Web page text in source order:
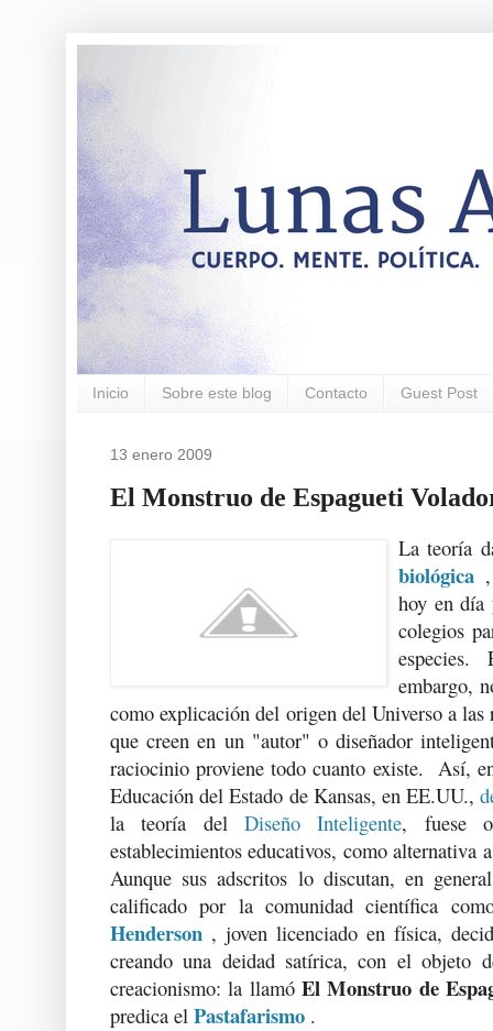
Inicio Sobre este blog Contacto Guest Post
13 enero 2009
El Monstruo de Espagueti
La teoría
biológica
hoy en día
colegios
embargo,
como explicación del origen del Universo a las
que creen en un "autor" o diseñador
raciocinio proviene todo cuanto existe. Así,
Educación del Estado de Kansas, en EE.UU.,
la teoría del Diseño Inteligente, fuese
establecimientos educativos, como alternativa
Aunque sus adscritos lo discutan, en
calificado por la comunidad científica
Henderson , joven licenciado en física,
creando una deidad satírica, con el objeto
creacionismo: la llamó El Monstruo de
predica el Pastafarismo .